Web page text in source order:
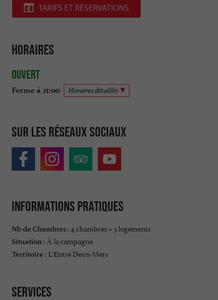
TARIFS ET RÉSERVATIONS
Horaires
Ouvert
Ferme à 21:00 Horaires détaillés
Sur les réseaux sociaux
Informations pratiques
Nb de Chambres : 4 chambres + 3 logements
Situation : À la campagne
Territoire : L'Entre Deux-Mers
Services